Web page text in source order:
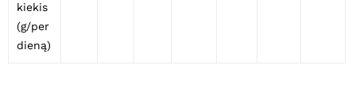
kiekis
(g/per
dieną)